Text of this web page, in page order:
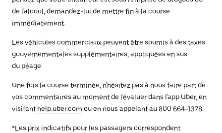
de l'alcool, demandez-lui de mettre fin à la course
immédiatement.
Les véhicules commerciaux peuvent être soumis à des taxes
gouvernementales supplémentaires, appliquées en sus
du péage.
Une fois la course terminée, n'hésitez pas à nous faire part de
vos commentaires au moment de l'évaluer dans l'app Uber, en
visitant help.uber.com ou en nous appelant au 800 664-1378.
*Les prix indicatifs pour les passagers correspondent